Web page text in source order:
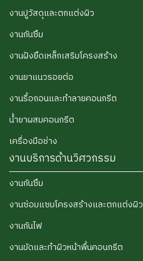
งานปูวัสดุและตกแต่งผิว
งานกันซึม
งานฝังยึดเหล็กเสริมโครงสร้าง
งานยาแนวรอยต่อ
งานรื้อถอนและทำลายคอนกรีต
น้ำยาผสมคอนกรีต
เครื่องมือช่าง
งานบริการด้านวิศวกรรม
งานกันซึม
งานซ่อมแซมโครงสร้างและตกแต่งผิว
งานกันไฟ
งานขัดและทำผิวหน้าพื้นคอนกรีต